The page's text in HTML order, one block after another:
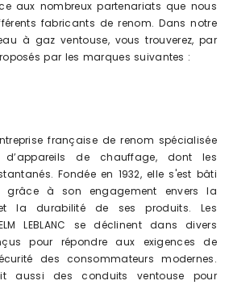
aux nombreux partenariats que nous
fabricants de renom. Dans notre
à gaz ventouse, vous trouverez, par
par les marques suivantes :
française de renom spécialisée
de chauffage, dont les
Fondée en 1932, elle s'est bâti
grâce à son engagement envers la
la durabilité de ses produits. Les
LEBLANC se déclinent dans divers
pour répondre aux exigences de
des consommateurs modernes.
aussi des conduits ventouse pour